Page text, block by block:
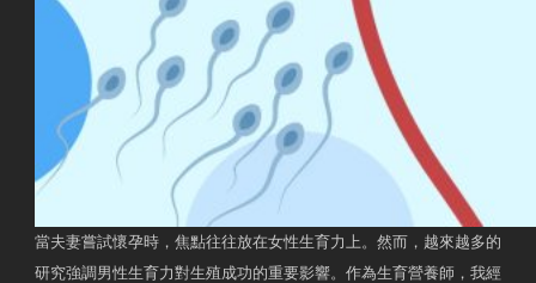
當夫妻嘗試懷孕時，焦點往往放在女性生育力上。然而，越來越多的
研究強調男性生育力對生殖成功的重要影響。作為生育營養師，我經